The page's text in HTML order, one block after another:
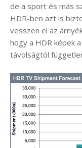
de a sport és más
HDR-ben azt is
vesszen el az
hogy a HDR képek
távolságtól